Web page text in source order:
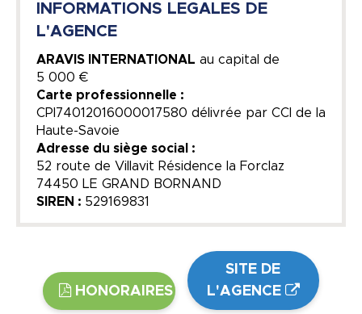
INFORMATIONS LEGALES DE
L'AGENCE
ARAVIS INTERNATIONAL au capital de
5 000 €
Carte professionnelle :
CPI74012016000017580 délivrée par CCI de la
Haute-Savoie
Adresse du siège social :
52 route de Villavit Résidence la Forclaz
74450 LE GRAND BORNAND
SIREN : 529169831
HONORAIRES
SITE DE
L'AGENCE